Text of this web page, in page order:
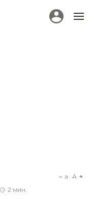
2 мин.
a A